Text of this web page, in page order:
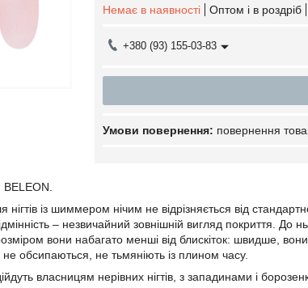
Немає в наявності Оптом і в роздріб
+380 (93) 155-03-83
повернення
із шиммером нічим не відрізняється від
– незвичайний зовнішній вигляд покриття. До
вони набагато менші від блискіток: швидше,
не обсипаються, не тьмяніють із плином часу.
власницям нерівних нігтів, з западинами і